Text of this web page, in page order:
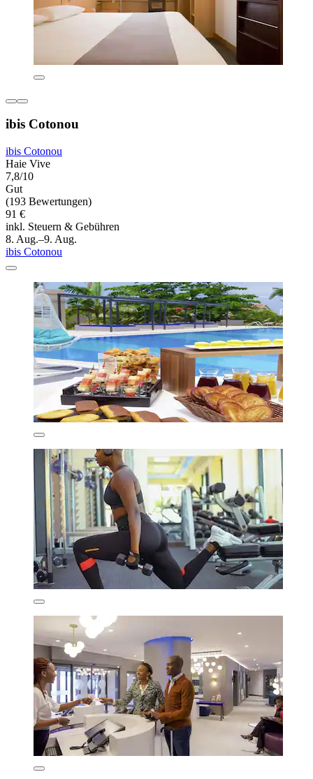
ibis Cotonou
ibis Cotonou
Haie Vive
7,8/10
Gut
(193 Bewertungen)
91 €
inkl. Steuern & Gebühren
8. Aug.–9. Aug.
ibis Cotonou